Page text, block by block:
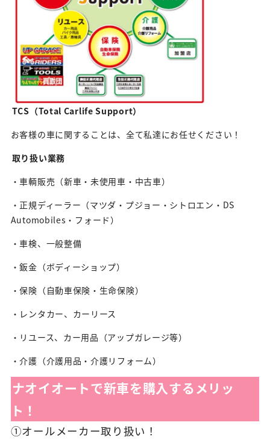
TCS（Total Carlife Support）
お客様の車に関することは、全て私達にお任せください！
取り扱い業務
・車輌販売（新車・未使用車・中古車）
・正規ディーラー（マツダ・プジョー・シトロエン・DS
Automobiles・フォード）
・車検、一般整備
・鈑金（ボディーショップ）
・保険（自動車保険・生命保険）
・レンタカー、カーリース
・リユース、カー用品（アップガレージ等）
・介護（介護用品・介護リフォーム）
ナオイオートで新車を購入するメリッ
ト！
①オールメーカー取り扱い！